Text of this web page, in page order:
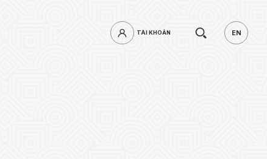
TÀI KHOẢN EN